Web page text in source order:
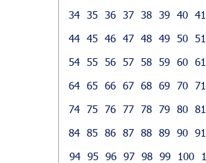
34 35 36 37 38 39 40 41
44 45 46 47 48 49 50 51
54 55 56 57 58 59 60 61
64 65 66 67 68 69 70 71
74 75 76 77 78 79 80 81
84 85 86 87 88 89 90 91
94 95 96 97 98 99 100